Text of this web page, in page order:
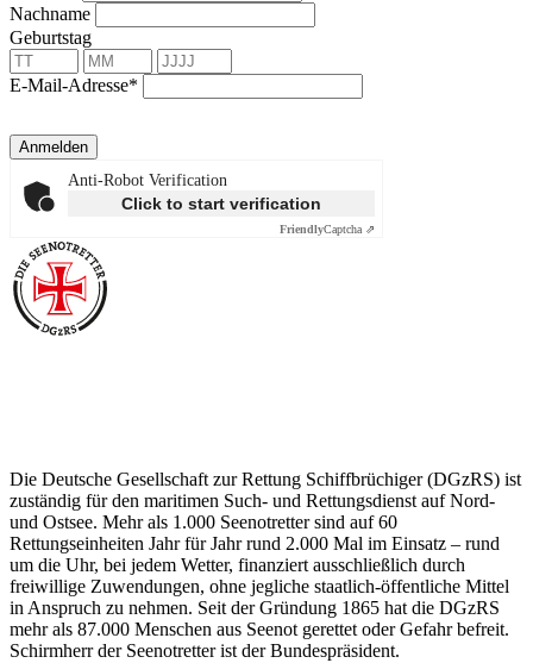
Nachname
Geburtstag
E-Mail-Adresse*
Anmelden
Anti-Robot Verification
Click to start verification
FriendlyCaptcha ⇗
Die Deutsche Gesellschaft zur Rettung Schiffbrüchiger (DGzRS) ist
zuständig für den maritimen Such- und Rettungsdienst auf Nord-
und Ostsee. Mehr als 1.000 Seenotretter sind auf 60
Rettungseinheiten Jahr für Jahr rund 2.000 Mal im Einsatz – rund
um die Uhr, bei jedem Wetter, finanziert ausschließlich durch
freiwillige Zuwendungen, ohne jegliche staatlich-öffentliche Mittel
in Anspruch zu nehmen. Seit der Gründung 1865 hat die DGzRS
mehr als 87.000 Menschen aus Seenot gerettet oder Gefahr befreit.
Schirmherr der Seenotretter ist der Bundespräsident.